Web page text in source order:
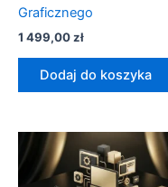
Graficznego
1 499,00zł
Dodaj do koszyka